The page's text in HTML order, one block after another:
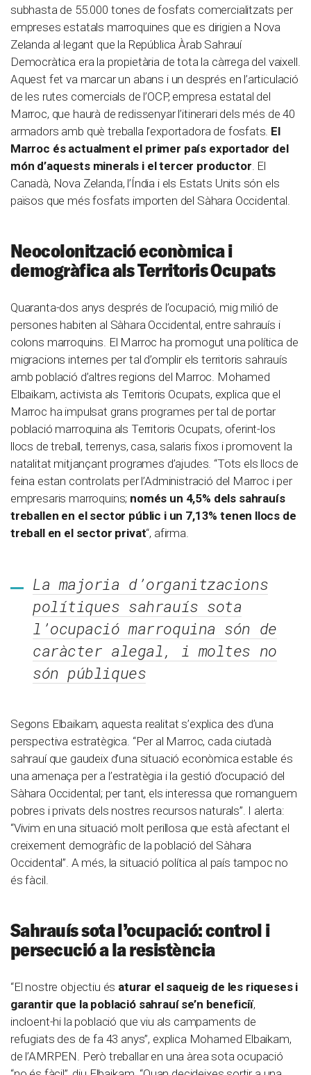
subhasta de 55.000 tones de fosfats comercialitzats per
empreses estatals marroquines que es dirigien a Nova
Zelanda al·legant que la República Àrab Sahrauí
Democràtica era la propietària de tota la càrrega del vaixell.
Aquest fet va marcar un abans i un després en l’articulació
de les rutes comercials de l’OCP, empresa estatal del
Marroc, que haurà de redissenyar l’itinerari dels més de 40
armadors amb què treballa l’exportadora de fosfats. El
Marroc és actualment el primer país exportador del
món d’aquests minerals i el tercer productor. El
Canadà, Nova Zelanda, l’Índia i els Estats Units són els
països que més fosfats importen del Sàhara Occidental.
Neocolonització econòmica i
demogràfica als Territoris Ocupats
Quaranta-dos anys després de l’ocupació, mig milió de
persones habiten al Sàhara Occidental, entre sahrauís i
colons marroquins. El Marroc ha promogut una política de
migracions internes per tal d’omplir els territoris sahrauís
amb població d’altres regions del Marroc. Mohamed
Elbaikam, activista als Territoris Ocupats, explica que el
Marroc ha impulsat grans programes per tal de portar
població marroquina als Territoris Ocupats, oferint-los
llocs de treball, terrenys, casa, salaris fixos i promovent la
natalitat mitjançant programes d’ajudes. “Tots els llocs de
feina estan controlats per l’Administració del Marroc i per
empresaris marroquins; només un 4,5% dels sahrauís
treballen en el sector públic i un 7,13% tenen llocs de
treball en el sector privat“, afirma.
La majoria d’organitzacions
polítiques sahrauís sota
l’ocupació marroquina són de
caràcter alegal, i moltes no
són públiques
Segons Elbaikam, aquesta realitat s’explica des d’una
perspectiva estratègica. “Per al Marroc, cada ciutadà
sahrauí que gaudeix d’una situació econòmica estable és
una amenaça per a l’estratègia i la gestió d’ocupació del
Sàhara Occidental; per tant, els interessa que romanguem
pobres i privats dels nostres recursos naturals”. I alerta:
“Vivim en una situació molt perillosa que està afectant el
creixement demogràfic de la població del Sàhara
Occidental”. A més, la situació política al país tampoc no
és fàcil.
Sahrauís sota l’ocupació: control i
persecució a la resistència
“El nostre objectiu és aturar el saqueig de les riqueses i
garantir que la població sahrauí se’n beneficiï,
incloent-hi la població que viu als campaments de
refugiats des de fa 43 anys”, explica Mohamed Elbaikam,
de l’AMRPEN. Però treballar en una àrea sota ocupació